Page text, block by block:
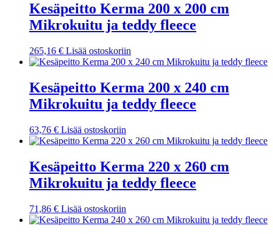
Kesäpeitto Kerma 200 x 200 cm
Mikrokuitu ja teddy fleece
265,16 € Lisää ostoskoriin
Kesäpeitto Kerma 200 x 240 cm
Mikrokuitu ja teddy fleece
63,76 € Lisää ostoskoriin
Kesäpeitto Kerma 220 x 260 cm
Mikrokuitu ja teddy fleece
71,86 € Lisää ostoskoriin